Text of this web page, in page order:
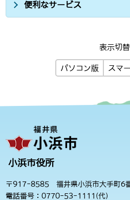
便利なサービス
表示切替
パソコン版 スマ
小浜市役所
〒917-8585 福井県小浜市大手町6
電話番号：0770-53-1111(代)